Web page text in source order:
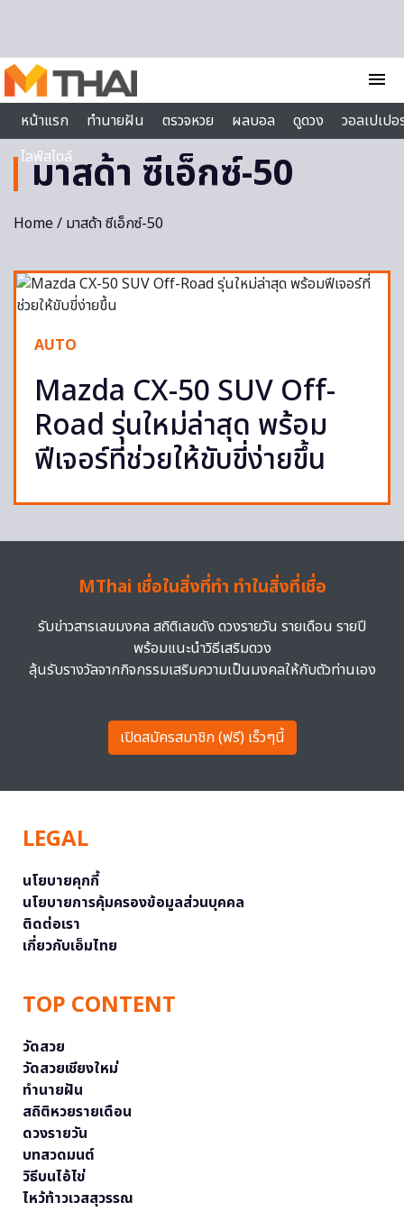
menu
หน้าแรก
ทำนายฝัน ตรวจหวย ผลบอล ดูดวง
วอลเปเป
ไลฟ์สไตล์
มาสด้า ซีเอ็กซ์-50
Home/ มาสด้า ซีเอ็กซ์-50
AUTO
Mazda CX-50 SUV Off-
Road รุ่นใหม่ล่าสุด พร้อม
ฟีเจอร์ที่ช่วยให้ขับขี่ง่ายขึ้น
MThai เชื่อในสิ่งที่ทำ ทำในสิ่งที่เชื่อ
รับข่าวสารเลขมงคล สถิติเลขดัง ดวงรายวัน รายเดือน รายปี
พร้อมแนะนำวิธีเสริมดวง
ลุ้นรับรางวัลจากกิจกรรมเสริมความเป็นมงคลให้กับตัวท่านเอง
เปิดสมัครสมาชิก (ฟรี) เร็วๆนี้
LEGAL
นโยบายคุกกี้
นโยบายการคุ้มครองข้อมูลส่วนบุคคล
ติดต่อเรา
เกี่ยวกับเอ็มไทย
TOP CONTENT
วัดสวย
วัดสวยเชียงใหม่
ทำนายฝัน
สถิติหวยรายเดือน
ดวงรายวัน
บทสวดมนต์
วิธีบนไอ้ไข่
ไหว้ท้าวเวสสุวรรณ